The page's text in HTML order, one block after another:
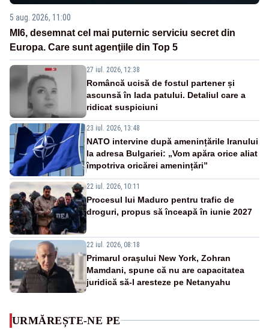
5 aug. 2026, 11:00
MI6, desemnat cel mai puternic serviciu secret din
Europa. Care sunt agenţiile din Top 5
27 iul. 2026, 12:38
Româncă ucisă de fostul partener și
ascunsă în lada patului. Detaliul care a
ridicat suspiciuni
23 iul. 2026, 13:48
NATO intervine după amenințările Iranului
la adresa Bulgariei: „Vom apăra orice aliat
împotriva oricărei amenințări”
22 iul. 2026, 10:11
Procesul lui Maduro pentru trafic de
droguri, propus să înceapă în iunie 2027
22 iul. 2026, 08:18
Primarul oraşului New York, Zohran
Mamdani, spune că nu are capacitatea
juridică să-l aresteze pe Netanyahu
URMĂREȘTE-NE PE